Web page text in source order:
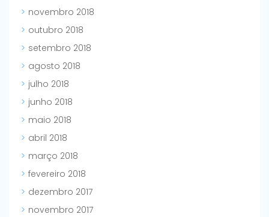
novembro 2018
outubro 2018
setembro 2018
agosto 2018
julho 2018
junho 2018
maio 2018
abril 2018
março 2018
fevereiro 2018
dezembro 2017
novembro 2017